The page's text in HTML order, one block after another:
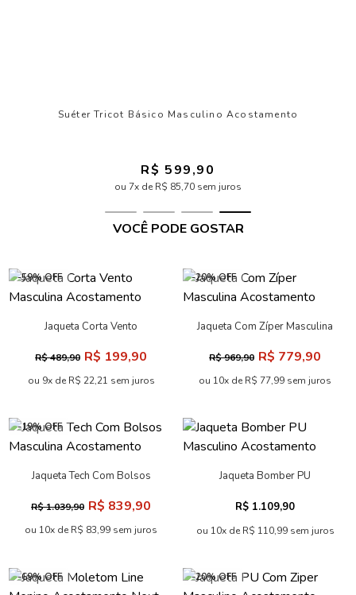
Suéter Tricot Básico Masculino Acostamento
R$ 599,90
ou 7x de R$ 85,70 sem juros
VOCÊ PODE GOSTAR
-59% OFF
Jaqueta Corta Vento
R$ 489,90 R$ 199,90
ou 9x de R$ 22,21 sem juros
-20% OFF
Jaqueta Com Zíper Masculina
R$ 969,90 R$ 779,90
ou 10x de R$ 77,99 sem juros
-19% OFF
Jaqueta Tech Com Bolsos
R$ 1.039,90 R$ 839,90
ou 10x de R$ 83,99 sem juros
Jaqueta Bomber PU
R$ 1.109,90
ou 10x de R$ 110,99 sem juros
-69% OFF -20% OFF